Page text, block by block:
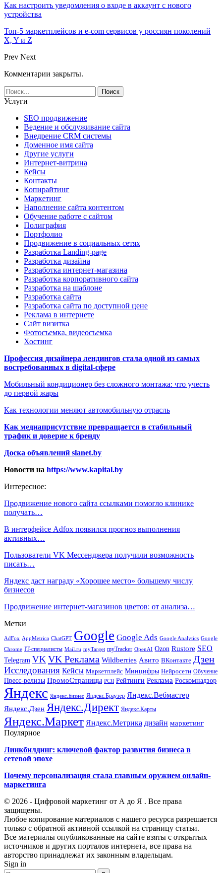
Как настроить уведомления о входе в аккаунт с нового
устройства
Топ-5 маркетплейсов и e-com сервисов у россиян поколений
X, Y и Z
Prev Next
Комментарии закрыты.
Услуги
SEO продвижение
Ведение и обслуживание сайта
Внедрение CRM системы
Доменное имя сайта
Другие услуги
Интернет-витрина
Кейсы
Контакты
Копирайтинг
Маркетинг
Наполнение сайта контентом
Обучение работе с сайтом
Полиграфия
Портфолио
Продвижение в социальных сетях
Разработка Landing-page
Разработка дизайна
Разработка интернет-магазина
Разработка корпоративного сайта
Разработка на шаблоне
Разработка сайта
Разработка сайта по доступной цене
Реклама в интернете
Сайт визитка
Фотосъемка, видеосъемка
Хостинг
Профессия дизайнера лендингов стала одной из самых
востребованных в digital-сфере
Мобильный кондиционер без сложного монтажа: что учесть
до первой жары
Как технологии меняют автомобильную отрасль
Как медиаприсутствие превращается в стабильный
трафик и доверие к бренду
Доска объявлений slanet.by
Новости на https://www.kapital.by
Интересное:
Продвижение нового сайта ссылками помогло клинике
получать…
В интерфейсе Adfox появился прогноз выполнения
активных…
Пользователи VK Мессенджера получили возможность
писать…
Яндекс даст награду «Хорошее место» большему числу
бизнесов
Продвижение интернет-магазинов цветов: от анализа…
Метки
AdFox AppMetrica ChatGPT Google Google Ads Google Analytics Google
Chrome IT-специалисты Mail.ru myTarget myTracker OpenAI Ozon Rustore SEO
Telegram VK VK Реклама Wildberries Авито ВКонтакте Дзен
Исследования Кейсы Маркетплейс Минцифры Нейросети Обучение
Пресс-релизы ПромоСтраницы РСЯ Рейтинги Реклама Роскомнадзор
Яндекс Яндекс.Бизнес Яндекс.Браузер Яндекс.Вебмастер
Яндекс.Дзен Яндекс.Директ Яндекс.Карты
Яндекс.Маркет Яндекс.Метрика дизайн маркетинг
Поулярное
Линкбилдинг: ключевой фактор развития бизнеса в
сетевой эпохе
Почему персонализация стала главным оружием онлайн-
маркетинга
© 2026 - Цифровой маркетинг от А до Я . Все права
защищены.
Любое копирование материалов с нашего ресурса разрешается
только с обратной активной ссылкой на страницу статьи.
Все материалы опубликованные на сайте взяты с открытых
источников и других порталов интернета, все права на
авторство принадлежат их законным владельцам.
Sign in